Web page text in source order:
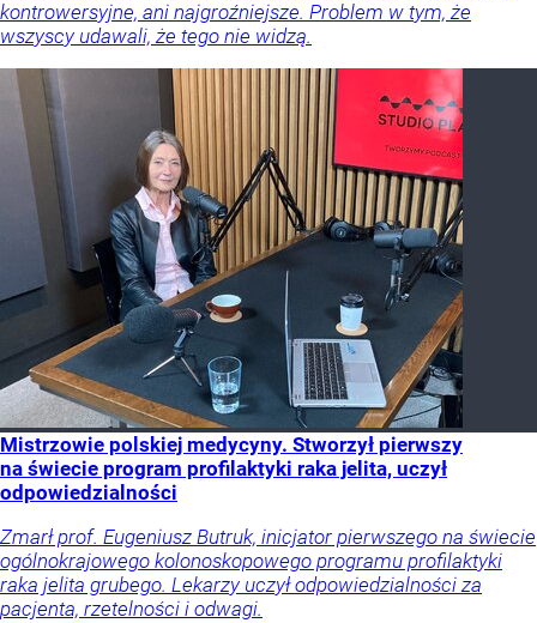
kontrowersyjne, ani najgroźniejsze. Problem w tym, że
wszyscy udawali, że tego nie widzą.
Mistrzowie polskiej medycyny. Stworzył pierwszy
na świecie program profilaktyki raka jelita, uczył
odpowiedzialności
Zmarł prof. Eugeniusz Butruk, inicjator pierwszego na świecie
ogólnokrajowego kolonoskopowego programu profilaktyki
raka jelita grubego. Lekarzy uczył odpowiedzialności za
pacjenta, rzetelności i odwagi.